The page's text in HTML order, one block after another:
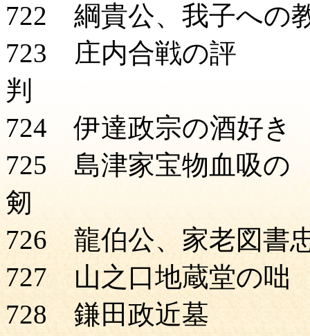
722 綱貴公、我子への
723 庄内合戦の評
判
724 伊達政宗の酒好き
725 島津家宝物血吸の
剱
726 龍伯公、家老図書
727 山之口地蔵堂の咄
728 鎌田政近墓